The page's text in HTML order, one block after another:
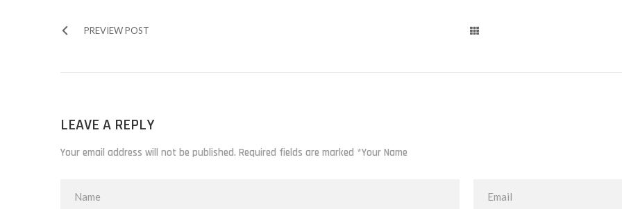
PREVIEW POST
LEAVE A REPLY
Your email address will not be published. Required fields are marked *Your Name